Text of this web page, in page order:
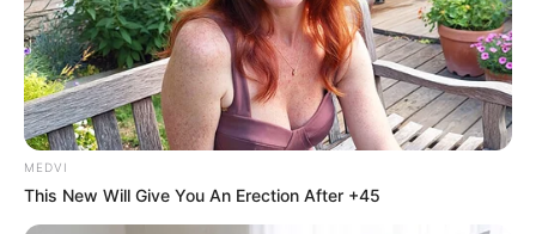
MEDVI
This New Will Give You An Erection After +45